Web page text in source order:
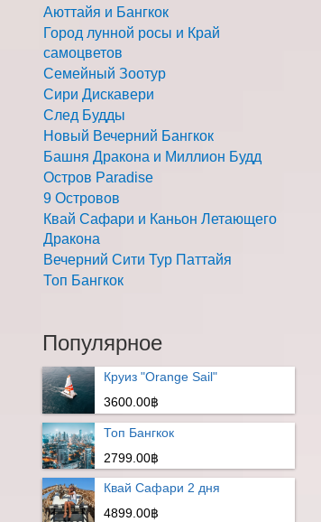
Аюттайя и Бангкок
Город лунной росы и Край
самоцветов
Семейный Зоотур
Сири Дискавери
След Будды
Новый Вечерний Бангкок
Башня Дракона и Миллион Будд
Остров Paradise
9 Островов
Квай Сафари и Каньон Летающего
Дракона
Вечерний Сити Тур Паттайя
Топ Бангкок
Популярное
Круиз "Orange Sail"
3600.00฿
Топ Бангкок
2799.00฿
Квай Сафари 2 дня
4899.00฿